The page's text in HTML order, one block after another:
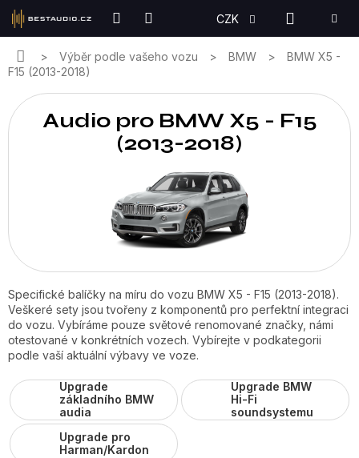
Přejít
obsah
CZK
KOŠÍK
DomůVýběr podle vašeho vozu BMW
BMW X5 -
F15 (2013-2018)
Audio pro BMW X5 - F15
(2013-2018)
Specifické balíčky na míru do vozu BMW X5 - F15 (2013-2018).
Veškeré sety jsou tvořeny z komponentů pro perfektní integraci
do vozu. Vybíráme pouze světové renomované značky, námi
otestované v konkrétních vozech. Vybírejte v podkategorii
podle vaší aktuální výbavy ve voze.
Upgrade
základního BMW
audia
Upgrade BMW
Hi-Fi
soundsystemu
Upgrade pro
Harman/Kardon